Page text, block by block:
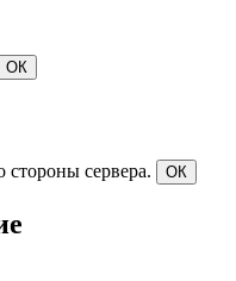
ОК
сервера. ОК